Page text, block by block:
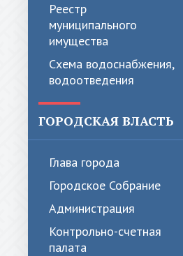
Реестр
муниципального
имущества
Схема водоснабжения,
водоотведения
ГОРОДСКАЯ ВЛАСТЬ
Глава города
Городское Собрание
Администрация
Контрольно-счетная
палата